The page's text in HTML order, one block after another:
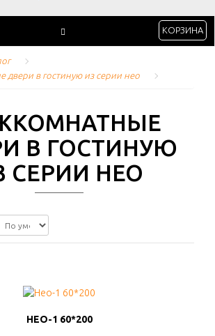
КОРЗИНА
двери в гостиную из серии нео
В ГОСТИНУЮ
СЕРИИ НЕО
НЕО-1 60*200
НЕО-1 60*200